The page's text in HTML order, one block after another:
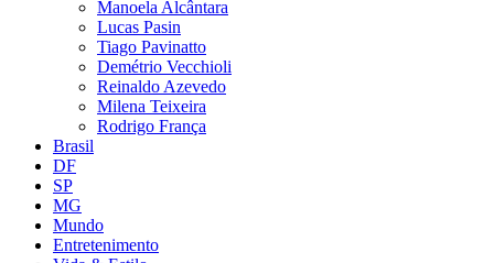
Manoela Alcântara
Lucas Pasin
Tiago Pavinatto
Demétrio Vecchioli
Reinaldo Azevedo
Milena Teixeira
Rodrigo França
Brasil
DF
SP
MG
Mundo
Entretenimento